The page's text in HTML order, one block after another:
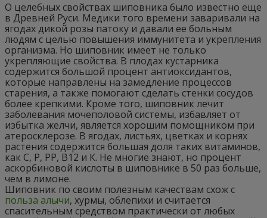
О целебных свойствах шиповника было известно еще
в Древней Руси. Медики того времени заваривали на
ягодах дикой розы патоку и давали ее больным
людям с целью повышения иммунитета и укрепления
организма. Но шиповник имеет не только
укрепляющие свойства. В плодах кустарника
содержится большой процент антиоксидантов,
которые направлены на замедление процессов
старения, а также помогают сделать стенки сосудов
более крепкими. Кроме того, шиповник лечит
заболевания мочеполовой системы, избавляет от
избытка желчи, является хорошим помощником при
атеросклерозе. В ягодах, листьях, цветках и корнях
растения содержится большая доля таких витаминов,
как С, Р, РР, В12 и К. Не многие знают, но процент
аскорбиновой кислоты в шиповнике в 50 раз больше,
чем в лимоне.
Шиповник по своим полезным качествам схож с
польза алычи, хурмы, облепихи и считается
спасительным средством практически от любых